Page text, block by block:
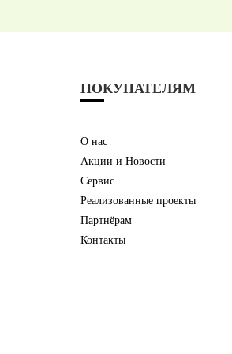
ПОКУПАТЕЛЯМ
О нас
Акции и Новости
Сервис
Реализованные проекты
Партнёрам
Контакты